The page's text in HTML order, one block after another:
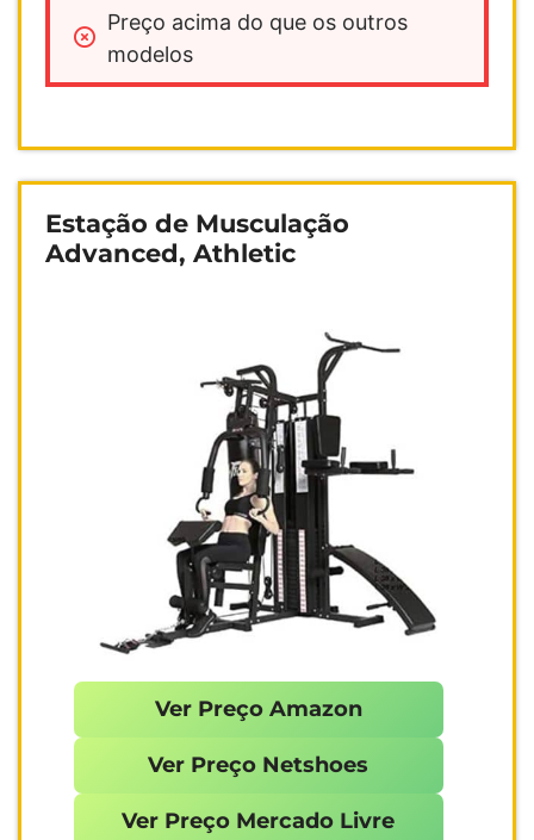
Preço acima do que os outros
modelos
Estação de Musculação
Advanced, Athletic
Ver Preço Amazon
Ver Preço Netshoes
Ver Preço Mercado Livre